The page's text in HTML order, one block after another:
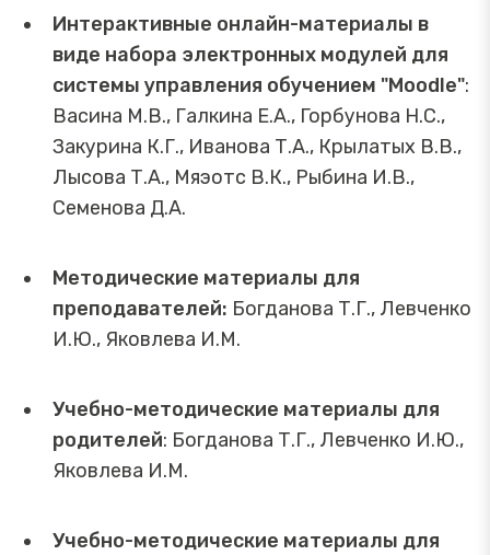
Интерактивные онлайн-материалы в
виде набора электронных модулей для
системы управления обучением "Moodle":
Васина М.В., Галкина Е.А., Горбунова Н.С.,
Закурина К.Г., Иванова Т.А., Крылатых В.В.,
Лысова Т.А., Мяэотс В.К., Рыбина И.В.,
Семенова Д.А.
Методические материалы для
преподавателей: Богданова Т.Г., Левченко
И.Ю., Яковлева И.М.
Учебно-методические материалы для
родителей: Богданова Т.Г., Левченко И.Ю.,
Яковлева И.М.
Учебно-методические материалы для